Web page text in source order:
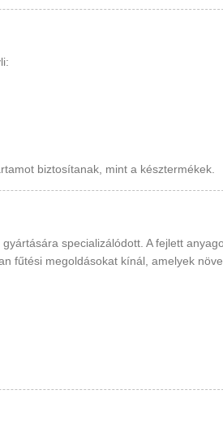
biztosítanak, mint a késztermékek.
specializálódott. A fejlett
fűtési megoldásokat kínál, amelyek